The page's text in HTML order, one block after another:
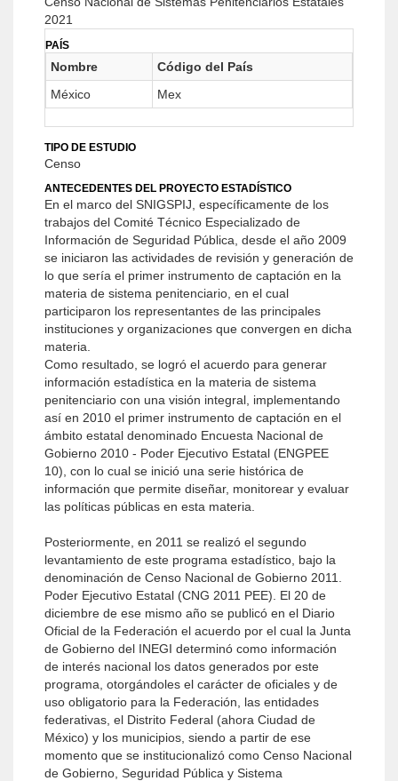
2021
PAÍS
Nombre
Código del País
México
Mex
TIPO DE ESTUDIO
Censo
ANTECEDENTES DEL PROYECTO ESTADÍSTICO
En el marco del SNIGSPIJ, específicamente de los
trabajos del Comité Técnico Especializado de
Información de Seguridad Pública, desde el año 2009
se iniciaron las actividades de revisión y generación de
lo que sería el primer instrumento de captación en la
materia de sistema penitenciario, en el cual
participaron los representantes de las principales
instituciones y organizaciones que convergen en dicha
materia.
Como resultado, se logró el acuerdo para generar
información estadística en la materia de sistema
penitenciario con una visión integral, implementando
así en 2010 el primer instrumento de captación en el
ámbito estatal denominado Encuesta Nacional de
Gobierno 2010 - Poder Ejecutivo Estatal (ENGPEE
10), con lo cual se inició una serie histórica de
información que permite diseñar, monitorear y evaluar
las políticas públicas en esta materia.
Posteriormente, en 2011 se realizó el segundo
levantamiento de este programa estadístico, bajo la
denominación de Censo Nacional de Gobierno 2011.
Poder Ejecutivo Estatal (CNG 2011 PEE). El 20 de
diciembre de ese mismo año se publicó en el Diario
Oficial de la Federación el acuerdo por el cual la Junta
de Gobierno del INEGI determinó como información
de interés nacional los datos generados por este
programa, otorgándoles el carácter de oficiales y de
uso obligatorio para la Federación, las entidades
federativas, el Distrito Federal (ahora Ciudad de
México) y los municipios, siendo a partir de ese
momento que se institucionalizó como Censo Nacional
de Gobierno, Seguridad Pública y Sistema